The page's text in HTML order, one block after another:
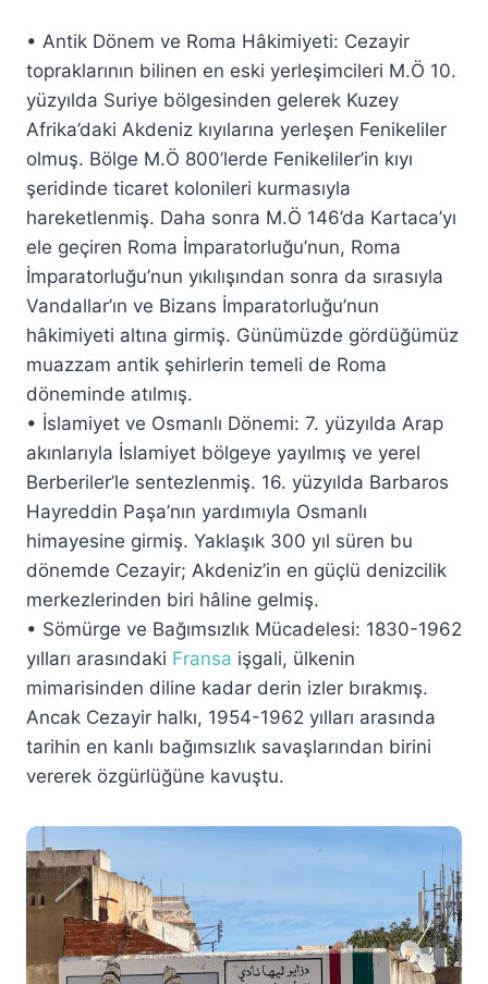
• Antik Dönem ve Roma Hâkimiyeti: Cezayir
topraklarının bilinen en eski yerleşimcileri M.Ö 10.
yüzyılda Suriye bölgesinden gelerek Kuzey
Afrika’daki Akdeniz kıyılarına yerleşen Fenikeliler
olmuş. Bölge M.Ö 800’lerde Fenikeliler’in kıyı
şeridinde ticaret kolonileri kurmasıyla
hareketlenmiş. Daha sonra M.Ö 146’da Kartaca’yı
ele geçiren Roma İmparatorluğu’nun, Roma
İmparatorluğu’nun yıkılışından sonra da sırasıyla
Vandallar’ın ve Bizans İmparatorluğu’nun
hâkimiyeti altına girmiş. Günümüzde gördüğümüz
muazzam antik şehirlerin temeli de Roma
döneminde atılmış.
• İslamiyet ve Osmanlı Dönemi: 7. yüzyılda Arap
akınlarıyla İslamiyet bölgeye yayılmış ve yerel
Berberiler’le sentezlenmiş. 16. yüzyılda Barbaros
Hayreddin Paşa’nın yardımıyla Osmanlı
himayesine girmiş. Yaklaşık 300 yıl süren bu
dönemde Cezayir; Akdeniz’in en güçlü denizcilik
merkezlerinden biri hâline gelmiş.
• Sömürge ve Bağımsızlık Mücadelesi: 1830-1962
yılları arasındaki Fransa işgali, ülkenin
mimarisinden diline kadar derin izler bırakmış.
Ancak Cezayir halkı, 1954-1962 yılları arasında
tarihin en kanlı bağımsızlık savaşlarından birini
vererek özgürlüğüne kavuştu.